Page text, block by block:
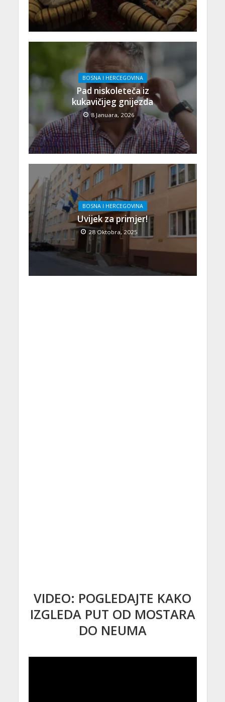
BOSNA I HERCEGOVINA
Pad niskoleteča iz
kukavičijeg gnijezda
8 Januara, 2026
BOSNA I HERCEGOVINA
Uvijek za primjer!
28 Oktobra, 2025
VIDEO: POGLEDAJTE KAKO
IZGLEDA PUT OD MOSTARA
DO NEUMA